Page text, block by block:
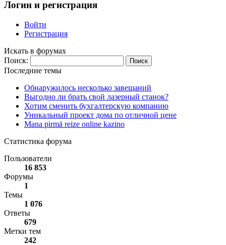
Логин и регистрация
Войти
Регистрация
Искать в форумах
Поиск:
Последние темы
Обнаружилось несколько завещаний
Выгодно ли брать свой лазерный станок?
Хотим сменить бухгалтерскую компанию
Уникальный проект дома по отличной цене
Mana pirmā reize online kazino
Статистика форума
Пользователи
16 853
Форумы
1
Темы
1 076
Ответы
679
Метки тем
242